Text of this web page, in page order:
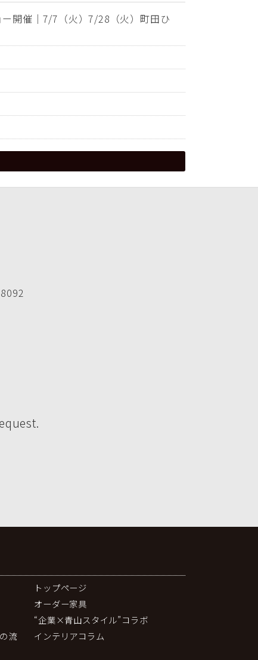
開催｜7/7（火）7/28（火）町田ひ
トップページ
オーダー家具
“企業×青山スタイル”コラボ
流
インテリアコラム